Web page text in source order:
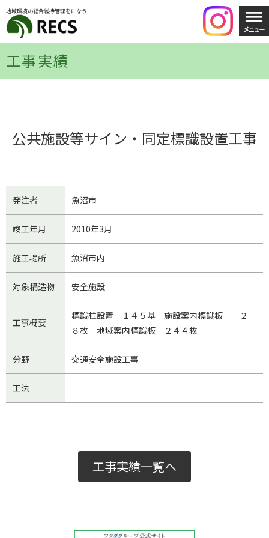
地域環境の総合維持管理をになう
工事実績
公共施設等サイン・同定標識設置工事
発注者 魚沼市
竣工年月 2010年3月
施工場所 魚沼市内
対象構造物 安全施設
工事概要
標識柱設置 １４５基 施設案内標識板 ２
８枚 地域案内標識板 ２４４枚
分野 交通安全施設工事
工法
工事実績一覧へ